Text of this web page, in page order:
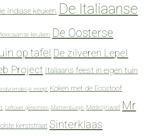
Indiase keuken De Italiaanse
keuken De Oosterse
op tafel De zilveren Lepel
Project Italiaans feest in eigen tuin
recept Koken met de Ecostoof
Leftover gerechten Mattemburgh Medicijnwiel Mr
kerststraat Sinterklaas